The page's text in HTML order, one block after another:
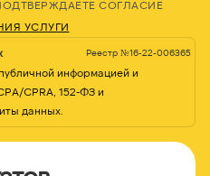
СОГЛАСИЕ
УСЛУГИ
Реестр №16-22-006365
информацией и
CPRA, 152-ФЗ и
данных.